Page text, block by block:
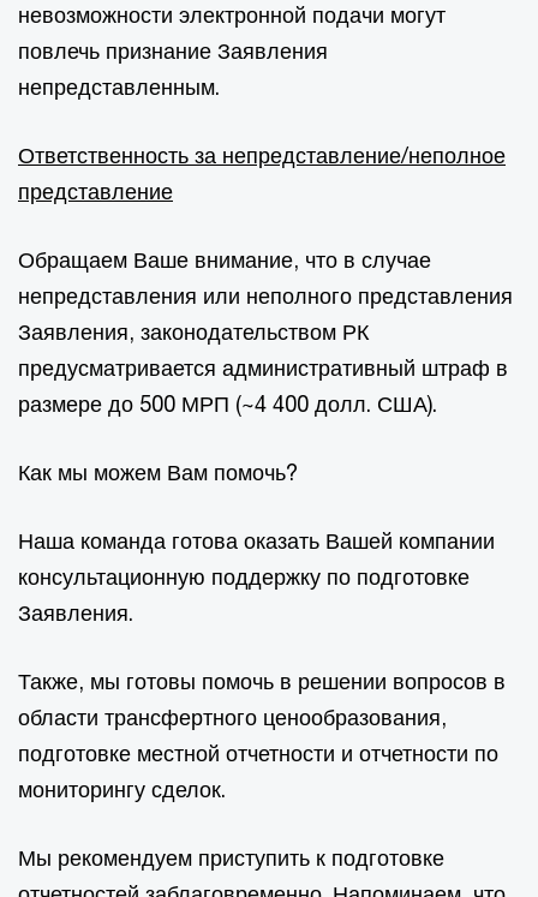
невозможности электронной подачи могут
повлечь признание Заявления
непредставленным.
Ответственность за непредставление/неполное
представление
Обращаем Ваше внимание, что в случае
непредставления или неполного представления
Заявления, законодательством РК
предусматривается административный штраф в
размере до 500 МРП (~4 400 долл. США).
Как мы можем Вам помочь?
Наша команда готова оказать Вашей компании
консультационную поддержку по подготовке
Заявления.
Также, мы готовы помочь в решении вопросов в
области трансфертного ценообразования,
подготовке местной отчетности и отчетности по
мониторингу сделок.
Мы рекомендуем приступить к подготовке